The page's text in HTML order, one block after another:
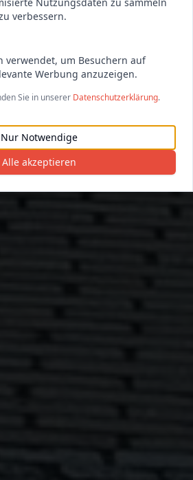
verbessern.
verwendet, um Besuchern auf
Werbung anzuzeigen.
Sie in unserer Datenschutzerklärung.
Nur Notwendige
Alle akzeptieren